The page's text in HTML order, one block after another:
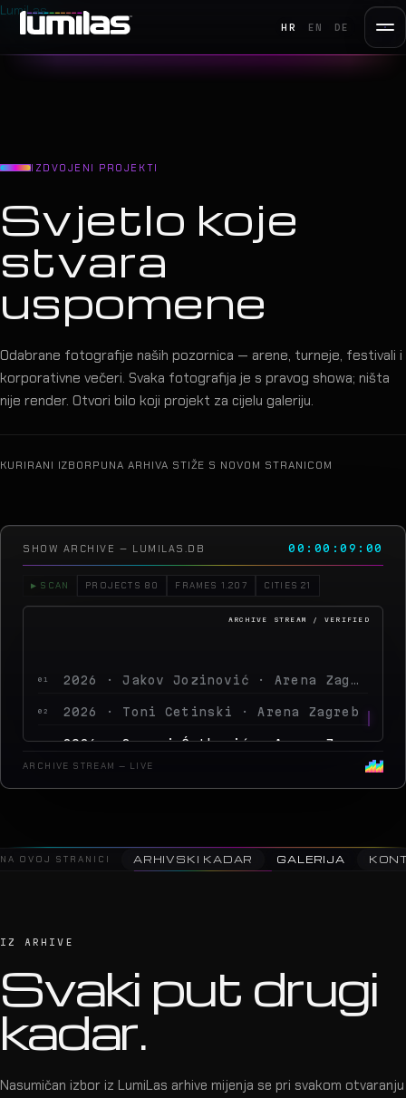
LumiLas
HR EN DE
IZDVOJENI PROJEKTI
Svjetlo koje
stvara
uspomene
Odabrane fotografije naših pozornica — arene, turneje, festivali i
korporativne večeri. Svaka fotografija je s pravog showa; ništa
nije render. Otvori bilo koji projekt za cijelu galeriju.
KURIRANI IZBORPUNA ARHIVA STIŽE S NOVOM STRANICOM
SHOW ARCHIVE — LUMILAS.DB 00:00:10:24
▶ SCAN PROJECTS 80 FRAMES 1.207 CITIES 21
02 2026 · Toni Cetinski · Arena Zagreb
03 2026 · Sergej Ćetković · Arena Zagreb
2026 · Peđa Jovanović · Arena Zagreb
ARCHIVE STREAM — LIVE
NA OVOJ STRANICI ARHIVSKI KADAR GALERIJA
IZ ARHIVE
Svaki put drugi
kadar.
Nasumičan izbor iz LumiLas arhive mijenja se pri svakom otvaranju